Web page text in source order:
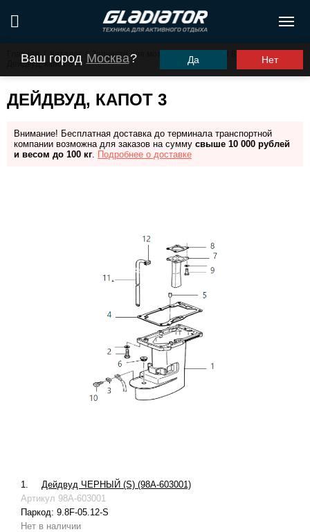
Ваш город Москва? Да Нет
Главная / Каталог Запчасти для моторов ПЛМ
Дейдвуд, капот 3
ДЕЙДВУД, КАПОТ 3
Внимание! Бесплатная доставка до терминала транспортной
компании возможна для заказов на сумму свыше 10 000 рублей
и весом до 100 кг. Подробнее о доставке
1.
Дейдвуд ЧЕРНЫЙ (S) (98A-603001)
Артикул 98A-603001
Паркод: 9.8F-05.12-S
Нет в наличии